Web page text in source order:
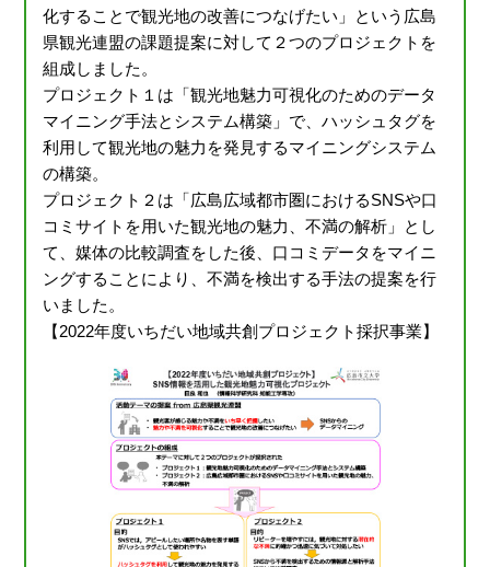
化することで観光地の改善につなげたい」という広島
県観光連盟の課題提案に対して２つのプロジェクトを
組成しました。
プロジェクト１は「観光地魅力可視化のためのデータ
マイニング手法とシステム構築」で、ハッシュタグを
利用して観光地の魅力を発見するマイニングシステム
の構築。
プロジェクト２は「広島広域都市圏におけるSNSや口
コミサイトを用いた観光地の魅力、不満の解析」とし
て、媒体の比較調査をした後、口コミデータをマイニ
ングすることにより、不満を検出する手法の提案を行
いました。
【2022年度いちだい地域共創プロジェクト採択事業】